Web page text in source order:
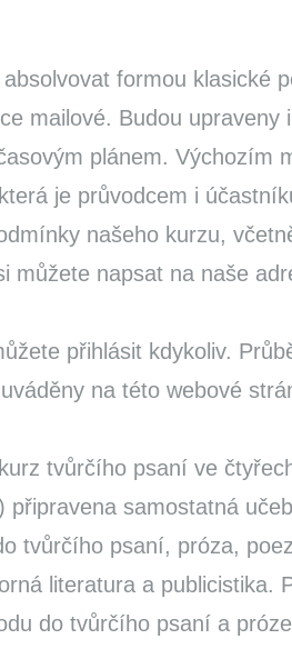
formou klasické
mailové. Budou upraveny
plánem. Výchozím
je průvodcem i
našeho kurzu,
můžete napsat na naše
přihlásit kdykoliv.
na této webové
tvůrčího psaní ve
připravena samostatná
tvůrčího psaní, próza,
literatura a publicistika.
do tvůrčího psaní a